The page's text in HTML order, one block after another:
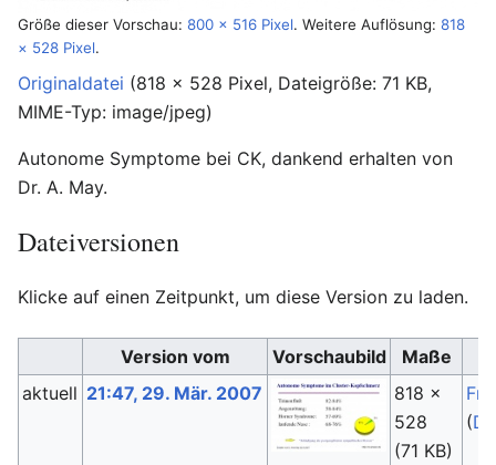
Größe dieser Vorschau: 800 × 516 Pixel. Weitere Auflösung: 818
× 528 Pixel.
Originaldatei (818 × 528 Pixel, Dateigröße: 71 KB,
MIME-Typ: image/jpeg)
Autonome Symptome bei CK, dankend erhalten von
Dr. A. May.
Dateiversionen
Klicke auf einen Zeitpunkt, um diese Version zu laden.
Version vom Vorschaubild
Maße
aktuell 21:47, 29. Mär. 2007
818 ×
528
(71 KB)
(